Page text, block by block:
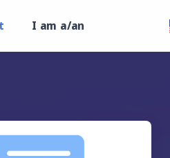
I am a/an